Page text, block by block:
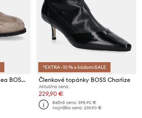
Semišové topánky chelsea BOSS Lycia
*EXTRA -10 % s kódom:SALE
Členkové topánky BOSS Charlize
Aktuálna cena:
229,90 €
Bežná cena:398,90 €
Najnižšia cena:239,90 €